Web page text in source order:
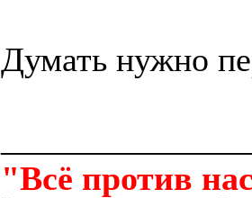
Думать нужно
"Всё против